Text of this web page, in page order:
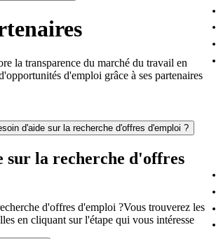
la transparence du marché du travail en
d'emploi grâce à ses partenaires
d'aide sur la recherche d'offres d'emploi ?
sur la recherche d'offres
d'offres d'emploi ?Vous trouverez les
en cliquant sur l'étape qui vous intéresse